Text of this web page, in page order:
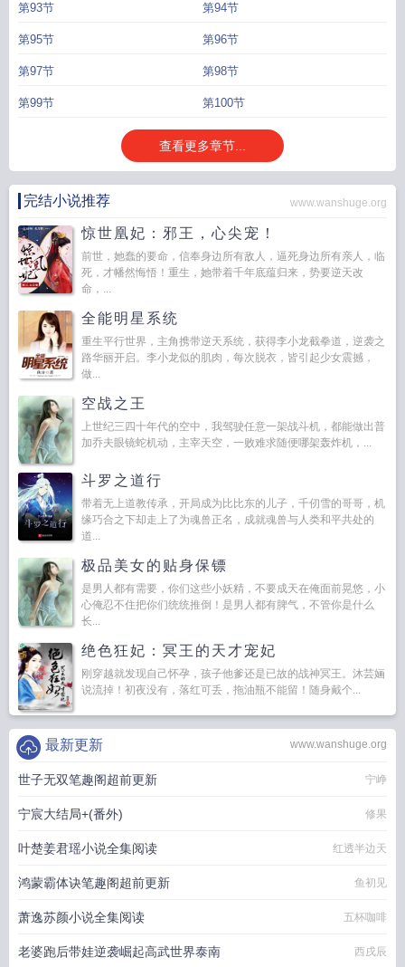
第93节 第94节
第95节 第96节
第97节 第98节
第99节 第100节
查看更多章节...
完结小说推荐 www.wanshuge.org
惊世凰妃：邪王，心尖宠！
前世，她蠢的要命，信奉身边所有敌人，逼死身边所有亲人，临
死，才幡然悔悟！重生，她带着千年底蕴归来，势要逆天改
命，...
全能明星系统
重生平行世界，主角携带逆天系统，获得李小龙截拳道，逆袭之
路华丽开启。李小龙似的肌肉，每次脱衣，皆引起少女震撼，
做...
空战之王
上世纪三四十年代的空中，我驾驶任意一架战斗机，都能做出普
加乔夫眼镜蛇机动，主宰天空，一败难求随便哪架轰炸机，...
斗罗之道行
带着无上道教传承，开局成为比比东的儿子，千仞雪的哥哥，机
缘巧合之下却走上了为魂兽正名，成就魂兽与人类和平共处的
道...
极品美女的贴身保镖
是男人都有需要，你们这些小妖精，不要成天在俺面前晃悠，小
心俺忍不住把你们统统推倒！是男人都有脾气，不管你是什么
长...
绝色狂妃：冥王的天才宠妃
刚穿越就发现自己怀孕，孩子他爹还是已故的战神冥王。沐芸婳
说流掉！初夜没有，落红可丢，拖油瓶不能留！随身戴个...
www.wanshuge.org
最新更新
世子无双笔趣阁超前更新 宁峥
宁宸大结局+(番外) 修果
叶楚姜君瑶小说全集阅读 红透半边天
鸿蒙霸体诀笔趣阁超前更新 鱼初见
萧逸苏颜小说全集阅读 五杯咖啡
老婆跑后带娃逆袭崛起高武世界泰南 西戌辰